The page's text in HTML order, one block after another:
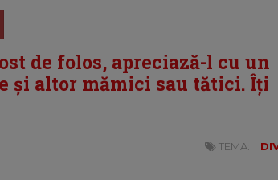
de folos, apreciază-l cu un
și altor mămici sau tătici. Îți
TEMA: